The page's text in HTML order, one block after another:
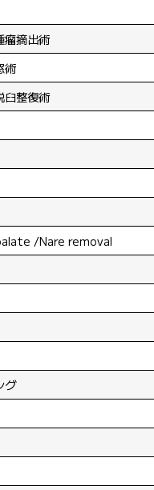
瘤摘出術
術
整復術
/Nare removal
グ